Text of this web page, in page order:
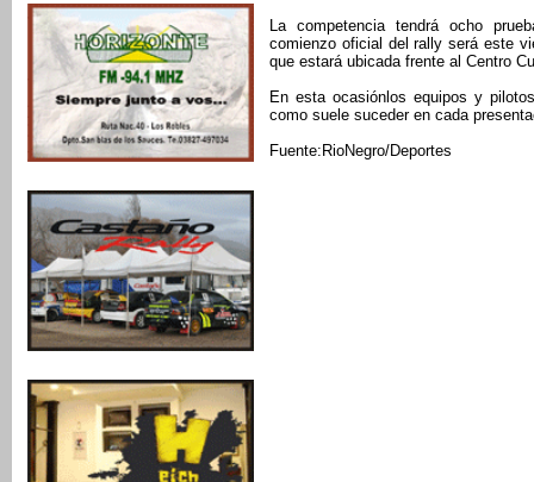
La competencia tendrá ocho
comienzo oficial del rally será este
que estará ubicada frente al Centro
En esta ocasiónlos equipos y
como suele suceder en cada
Fuente:RioNegro/Deportes